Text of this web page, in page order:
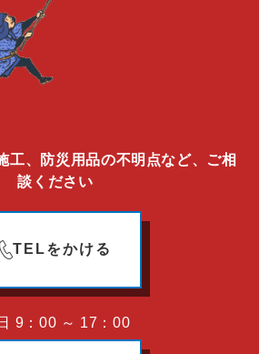
工、防災用品の不明点など、ご相
談ください
TELをかける
9：00 ～ 17：00